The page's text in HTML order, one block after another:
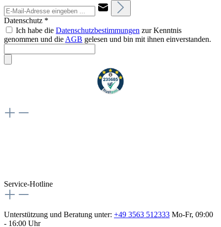
Datenschutz *
Ich habe die Datenschutzbestimmungen zur Kenntnis
genommen und die AGB gelesen und bin mit ihnen einverstanden.
Service-Hotline
Unterstützung und Beratung unter: +49 3563 512333 Mo-Fr, 09:00
- 16:00 Uhr